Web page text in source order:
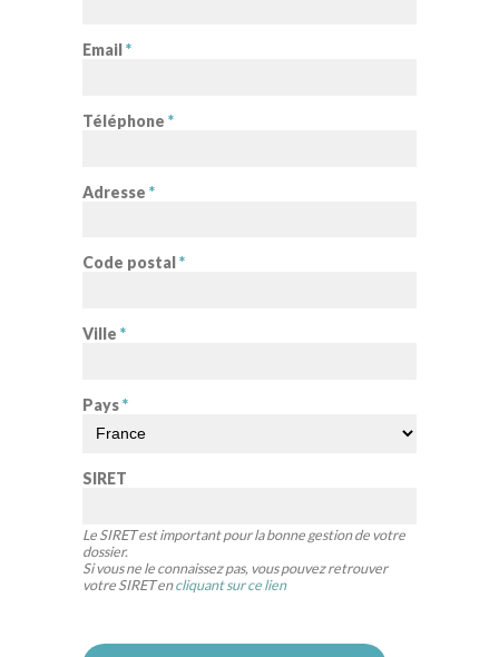
Email*
Téléphone *
Adresse *
Code postal *
Ville *
Pays*
SIRET
Le SIRET est important pour la bonne gestion de votre
dossier.
Si vous ne le connaissez pas, vous pouvez retrouver
votre SIRET encliquant sur ce lien